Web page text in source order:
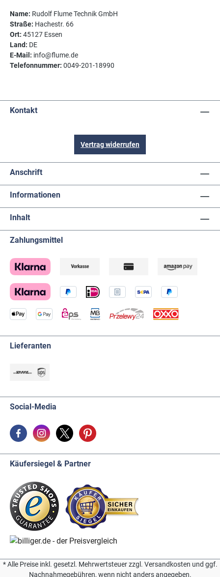
Name: Rudolf Flume Technik GmbH
Straße: Hachestr. 66
Ort: 45127 Essen
Land: DE
E-Mail: info@flume.de
Telefonnummer: 0049-201-18990
Kontakt
Vertrag widerrufen
Anschrift
Informationen
Inhalt
Zahlungsmittel
Lieferanten
Social-Media
Käufersiegel & Partner
* Alle Preise inkl. gesetzl. Mehrwertsteuer zzgl. Versandkosten und ggf.
Nachnahmegebühren, wenn nicht anders angegeben.